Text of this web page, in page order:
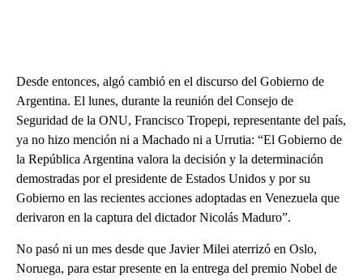
Desde entonces, algó cambió en el discurso del Gobierno de
Argentina. El lunes, durante la reunión del Consejo de
Seguridad de la ONU, Francisco Tropepi, representante del país,
ya no hizo mención ni a Machado ni a Urrutia: “El Gobierno de
la República Argentina valora la decisión y la determinación
demostradas por el presidente de Estados Unidos y por su
Gobierno en las recientes acciones adoptadas en Venezuela que
derivaron en la captura del dictador Nicolás Maduro”.
No pasó ni un mes desde que Javier Milei aterrizó en Oslo,
Noruega, para estar presente en la entrega del premio Nobel de